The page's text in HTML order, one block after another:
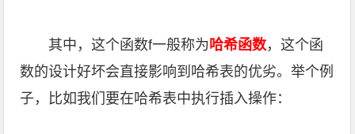
其中，这个函数f一般称为哈希函数，这个函
数的设计好坏会直接影响到哈希表的优劣。举个例
子，比如我们要在哈希表中执行插入操作：